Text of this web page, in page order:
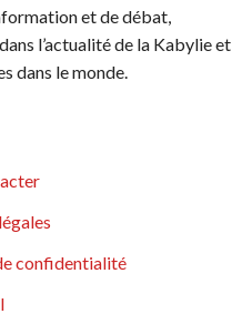
et de débat,
l’actualité de la Kabylie et
dans le monde.
confidentialité